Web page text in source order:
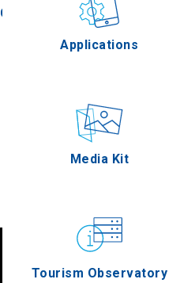
Gastronomía
Applications
Media Kit
Tourism Observatory